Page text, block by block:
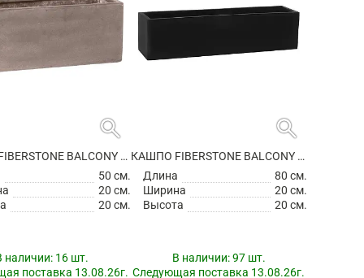
search
КАШПО FIBERSTONE BALCONY S, TAUPE
50 см.
20 см.
20 см.
наличии: 16 шт.
поставка 13.08.26г.
search
КАШПО FIBERSTONE BALCONY XL BLACK
Длина
80 см.
Ширина
20 см.
Высота
20 см.
В наличии:97 шт.
Следующая поставка 13.08.26г.